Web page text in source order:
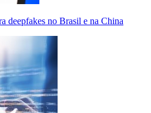
deepfakes no Brasil e na China